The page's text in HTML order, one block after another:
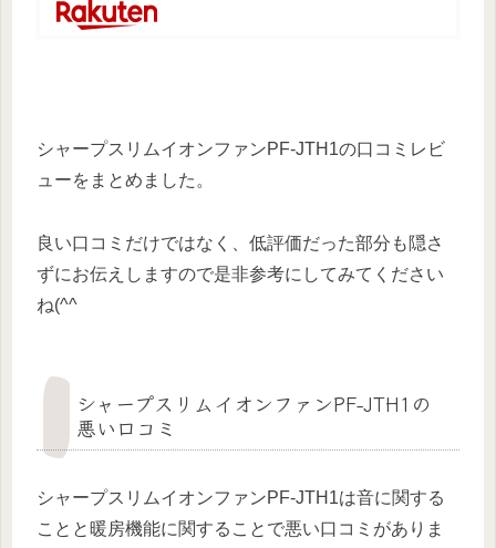
シャープスリムイオンファンPF-JTH1の口コミレビ
ューをまとめました。
良い口コミだけではなく、低評価だった部分も隠さ
ずにお伝えしますので是非参考にしてみてください
ね(^^
シャープスリムイオンファンPF-JTH1の
悪い口コミ
シャープスリムイオンファンPF-JTH1は音に関する
ことと暖房機能に関することで悪い口コミがありま